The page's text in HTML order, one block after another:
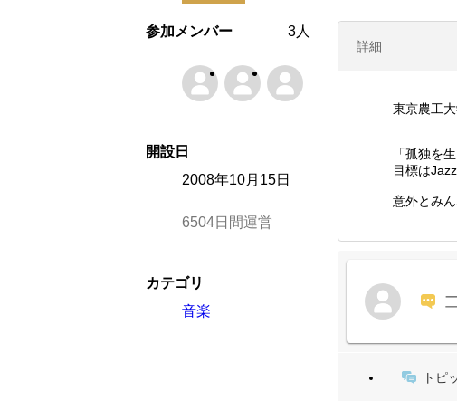
詳細
東京農工
「孤独を
目標は
意外とみ
トピ
参加メンバー 3人
開設日
2008年10月15日
6504日間運営
カテゴリ
音楽